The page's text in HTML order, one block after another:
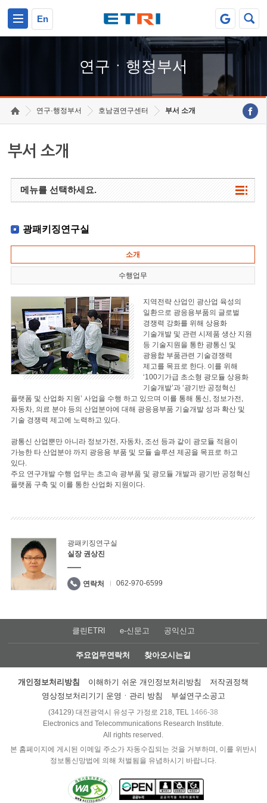
En
연구ㆍ행정부서
연구·행정부서 호남권연구센터 부서 소개
부서 소개
메뉴를 선택하세요.
광패키징연구실
소개
수행업무
지역전략 산업인 광산업 육성의
일환으로 광응용부품의 글로벌
경쟁력 강화를 위해 상용화
기술개발 및 관련 시제품 생산 지원
등 기술지원을 통한 광통신 및
광융합 부품관련 기술경쟁력
제고를 목표로 한다. 이를 위해
‘100기가급 초소형 광모듈 상용화
기술개발’과 ‘광기반 공정혁신
플랫폼 및 산업화 지원’ 사업을 수행 하고 있으며 이를 통해 통신, 정보가전,
자동차, 의료 분야 등의 산업분야에 대해 광응용부품 기술개발 성과 확산 및
기술 경쟁력 제고에 노력하고 있다.
광통신 산업뿐만 아니라 정보가전, 자동차, 조선 등과 같이 광모듈 적용이
가능한 타 산업분야 까지 광응용 부품 및 모듈 솔루션 제공을 목표로 하고
있다.
주요 연구개발 수행 업무는 초고속 광부품 및 광모듈 개발과 광기반 공정혁신
플랫폼 구축 및 이를 통한 산업화 지원이다.
광패키징연구실
실장 권상진
연락처 062-970-6599
클린ETRI e-신문고 공익신고
주요업무연락처 찾아오시는길
개인정보처리방침 이해하기 쉬운 개인정보처리방침
저작권정책
영상정보처리기기 운영ㆍ관리 방침
부설연구소공고
(34129) 대전광역시 유성구 가정로 218, TEL 1466-38
Electronics and Telecommunications Research Institute.
All rights reserved.
본 홈페이지에 게시된 이메일 주소가 자동수집되는 것을 거부하며, 이를 위반시
정보통신망법에 의해 처벌됨을 유념하시기 바랍니다.